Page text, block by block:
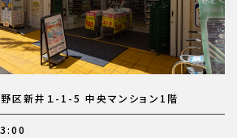
区新井１-1-5 中央マンション1階